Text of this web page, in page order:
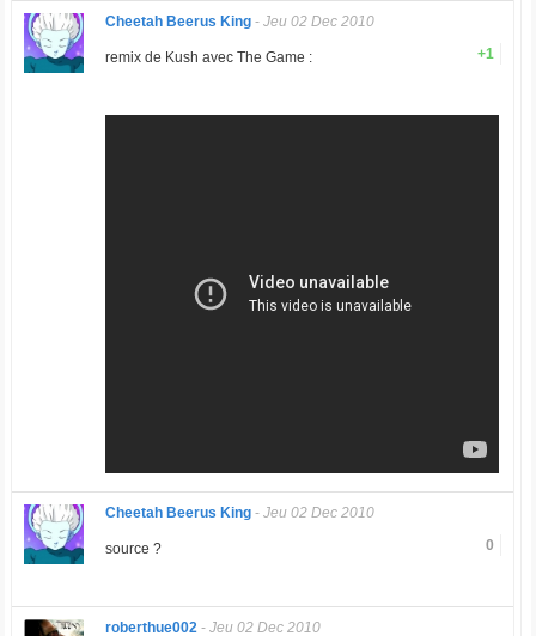
Cheetah Beerus King- Jeu 02 Dec 2010
+1
remix de Kush avec The Game :
Cheetah Beerus King- Jeu 02 Dec 2010
0
source ?
roberthue002- Jeu 02 Dec 2010